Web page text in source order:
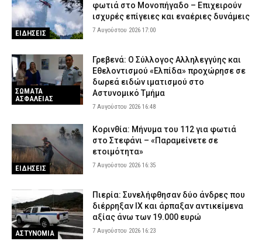
ΕΙΔΗΣΕΙΣ
φωτιά στο Μονοπήγαδο – Επιχειρούν
ισχυρές επίγειες και εναέριες δυνάμεις
7 Αυγούστου 2026 17:00
ΣΩΜΑΤΑ
ΑΣΦΑΛΕΙΑΣ
Γρεβενά: Ο Σύλλογος Αλληλεγγύης και
Εθελοντισμού «Ελπίδα» προχώρησε σε
δωρεά ειδών ιματισμού στο
Αστυνομικό Τμήμα
7 Αυγούστου 2026 16:48
ΕΙΔΗΣΕΙΣ
Κορινθία: Μήνυμα του 112 για φωτιά
στο Στεφάνι – «Παραμείνετε σε
ετοιμότητα»
7 Αυγούστου 2026 16:35
ΑΣΤΥΝΟΜΙΑ
Πιερία: Συνελήφθησαν δύο άνδρες που
διέρρηξαν ΙΧ και άρπαξαν αντικείμενα
αξίας άνω των 19.000 ευρώ
7 Αυγούστου 2026 16:23